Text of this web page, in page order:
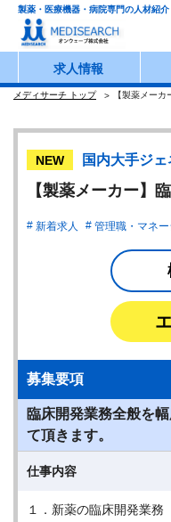
製薬・医療機器・病院専門の人材紹
求人情報
メディサーチ トップ 【製薬メー
NEW 国内大手ジ
【製薬メーカー】
新着求人 管理職・マネー
募集要項
臨床開発業務全般を
て頂きます。
仕事内容
１．新薬の臨床開発業務